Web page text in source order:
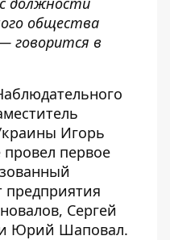
общества
говорится в
Игорь
первое
предприятия
Сергей
Юрий Шаповал.